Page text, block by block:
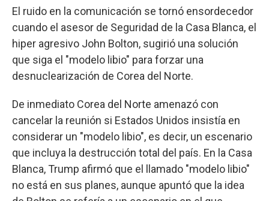
El ruido en la comunicación se tornó ensordecedor
cuando el asesor de Seguridad de la Casa Blanca, el
hiper agresivo John Bolton, sugirió una solución
que siga el "modelo libio" para forzar una
desnuclearización de Corea del Norte.
De inmediato Corea del Norte amenazó con
cancelar la reunión si Estados Unidos insistía en
considerar un "modelo libio", es decir, un escenario
que incluya la destrucción total del país. En la Casa
Blanca, Trump afirmó que el llamado "modelo libio"
no está en sus planes, aunque apuntó que la idea